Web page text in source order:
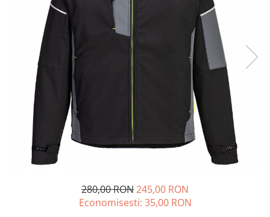
Accesorii drujbe
Drujbe electrice
Drujbe termice
Echipamente medicale
Echipamente PSI
Generatoare si unelte pentru
santier
Betoniere
Generatoare
280,00 RON245,00 RON
Economisesti: 35,00 RON